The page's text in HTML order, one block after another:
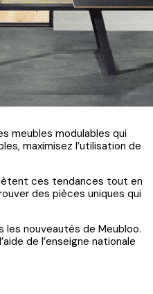
meubles modulables qui
maximisez l’utilisation de
ces tendances tout en
des pièces uniques qui
les nouveautés de Meubloo.
de l’enseigne nationale